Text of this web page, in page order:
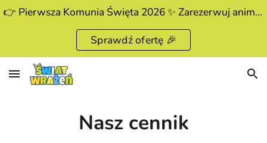
👉 Pierwsza Komunia Święta 2026 ✨ Zarezerwuj animatora już dziś!
Sprawdź ofertę 🎉
Nasz cennik